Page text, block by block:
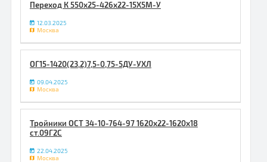
Переход К 550х25-426х22-15Х5М-У
12.03.2025
Москва
ОГ15-1420(23,2)7,5-0,75-5ДУ-УХЛ
09.04.2025
Москва
Тройники ОСТ 34-10-764-97 1620х22-1620х18
ст.09Г2С
22.04.2025
Москва